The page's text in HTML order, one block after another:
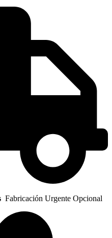
Fabricación Urgente Opcional